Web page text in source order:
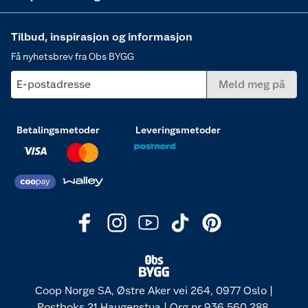
Tilbud, inspirasjon og informasjon
Få nyhetsbrev fra Obs BYGG
E-postadresse Meld meg på
Betalingsmetoder Leveringsmetoder
Coop Norge SA, Østre Aker vei 264, 0977 Oslo |